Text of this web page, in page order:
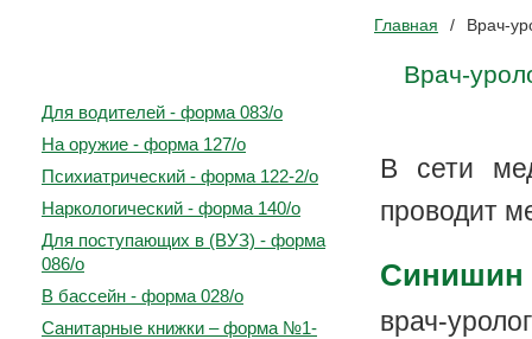
Для водителей - форма 083/о
На оружие - форма 127/о
Психиатрический - форма 122-2/о
Наркологический - форма 140/о
Для поступающих в (ВУЗ) - форма
086/о
В бассейн - форма 028/о
Санитарные книжки – форма №1-
Главная / Врач-
Врач-
В сети
проводит
Синишин
врач-